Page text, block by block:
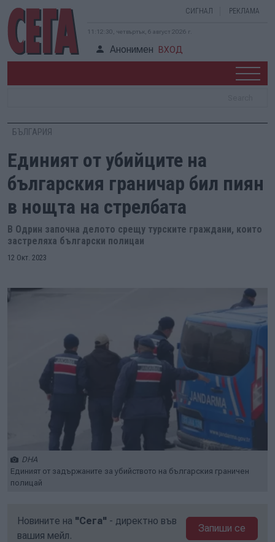
СИГНАЛ РЕКЛАМА
11:12:31, четвъртък, 6 август 2026 г.
Анонимен ВХОД
БЪЛГАРИЯ
Единият от убийците на
българския граничар бил пиян
в нощта на стрелбата
В Одрин започна делото срещу турските граждани, които
застреляха български полицаи
12 Окт. 2023
DHA
Единият от задържаните за убийството на българския граничен
полицай
Новините на "Сега" - директно във
вашия мейл.
Запиши се